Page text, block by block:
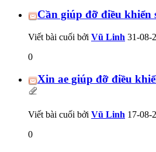
Cần giúp đỡ điều khiển
Viết bài cuối bởi Vũ Linh 31-08-
0
Xin ae giúp đỡ điều
Viết bài cuối bởi Vũ Linh 17-08-
0